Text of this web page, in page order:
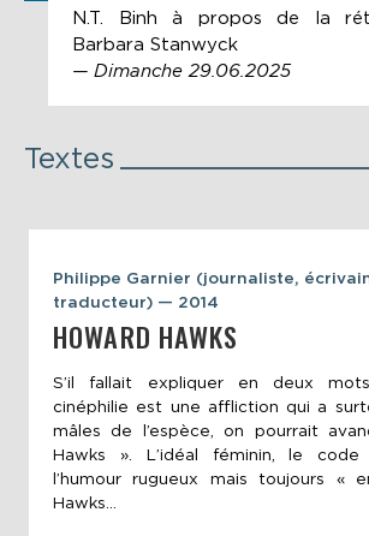
N.T. Binh à propos de la
Barbara Stanwyck
— Dimanche 29.06.2025
Textes
Philippe Garnier (journaliste,
traducteur) — 2014
HOWARD HAWKS
S’il fallait expliquer en deux
cinéphilie est une affliction qui a
mâles de l’espèce, on pourrait
Hawks ». L’idéal féminin, le code
l’humour rugueux mais toujours «
Hawks...